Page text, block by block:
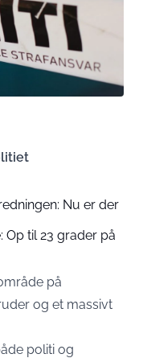
Nu er der
Op til 23 grader på
på
og et massivt
politi og